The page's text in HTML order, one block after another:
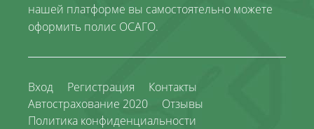
нашей платформе вы самостоятельно можете
оформить полис ОСАГО.
Вход Регистрация
Контакты
Автострахование 2020
Отзывы
Политика конфиденциальности